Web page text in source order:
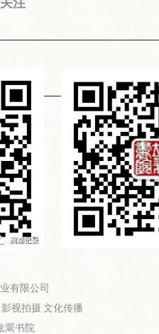
有限公司
视拍摄 文化传播
翯书院